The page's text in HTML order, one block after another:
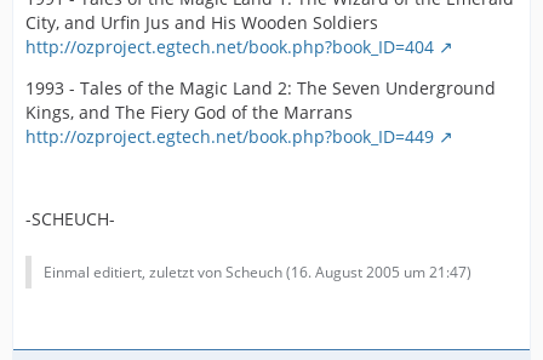
City, and Urfin Jus and His Wooden Soldiers
http://ozproject.egtech.net/book.php?book_ID=404
1993 - Tales of the Magic Land 2: The Seven Underground
Kings, and The Fiery God of the Marrans
http://ozproject.egtech.net/book.php?book_ID=449
-SCHEUCH-
Einmal editiert, zuletzt von Scheuch (16. August 2005 um 21:47)